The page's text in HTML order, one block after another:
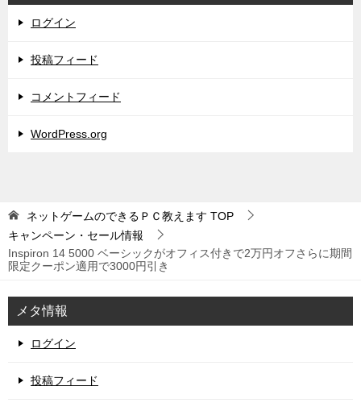
ログイン
投稿フィード
コメントフィード
WordPress.org
ネットゲームのできるＰＣ教えます TOP
キャンペーン・セール情報
Inspiron 14 5000 ベーシックがオフィス付きで2万円オフさらに期間
限定クーポン適用で3000円引き
メタ情報
ログイン
投稿フィード